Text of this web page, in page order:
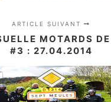
ARTICLE SUIVANT
MOTARDS
#3 : 27.04.2014